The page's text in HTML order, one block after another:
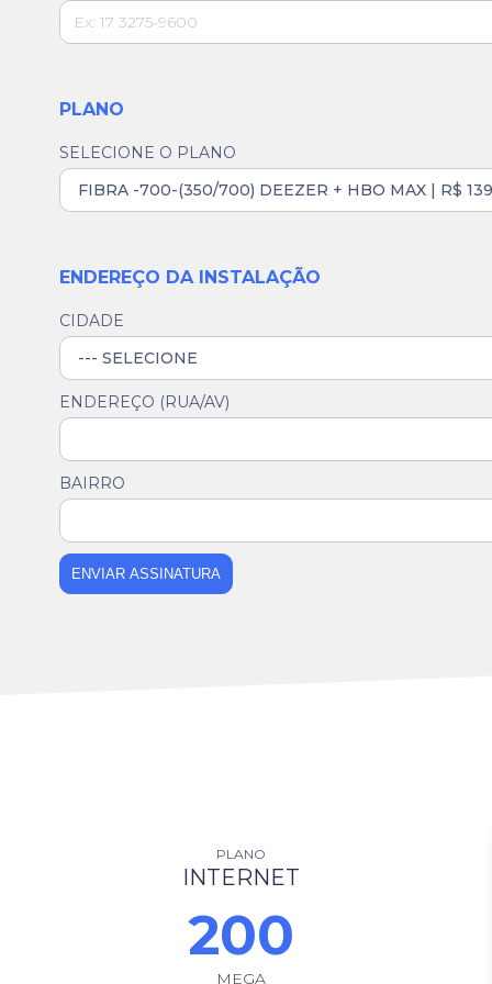
PLANO
SELECIONE O PLANO
ENDEREÇO DA INSTALAÇÃO
CIDADE
ENDEREÇO (RUA/AV)
BAIRRO
ENVIAR ASSINATURA
PLANO
INTERNET
200
MEGA